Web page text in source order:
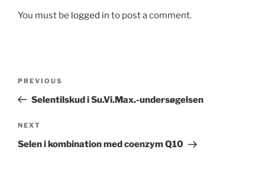
You must be logged in to post a comment.
Previous
Post
PREVIOUS
Selentilskud i Su.Vi.Max.-undersøgelsen
Next
Post
NEXT
Selen i kombination med coenzym Q10